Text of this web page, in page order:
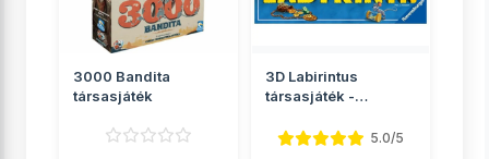
3000 Bandita
társasjáték
3D Labirintus
társasjáték -
5.0/5